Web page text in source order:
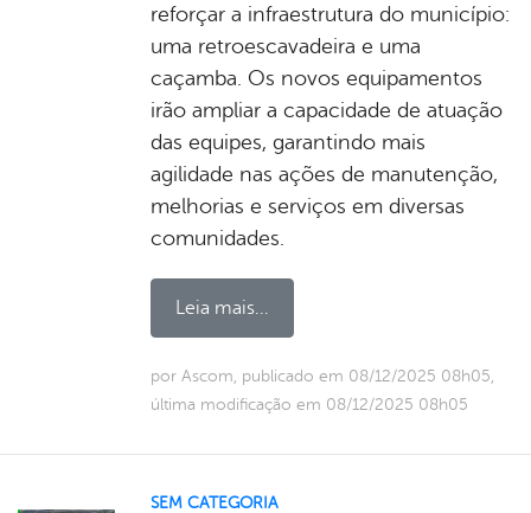
reforçar a infraestrutura do município:
uma retroescavadeira e uma
caçamba. Os novos equipamentos
irão ampliar a capacidade de atuação
das equipes, garantindo mais
agilidade nas ações de manutenção,
melhorias e serviços em diversas
comunidades.
Leia mais...
por Ascom, publicado em 08/12/2025 08h05,
última modificação em 08/12/2025 08h05
SEM CATEGORIA